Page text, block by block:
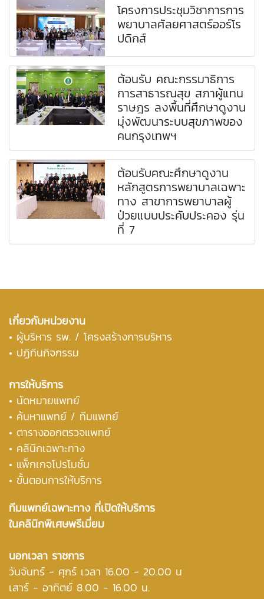
โครงการประชุมวิชาการการ
พยาบาลศัลยศาสตร์ออร์โร
ปดิกส์
ต้อนรับ คณะกรรมาธิการ
การสาธารณสุข สภาผู้แทน
ราษฎร ลงพื้นที่ศึกษาดูงาน
มุ่งพัฒนาระบบสุขภาพของ
คนกรุงเทพฯ
ต้อนรับคณะศึกษาดูงาน
หลักสูตรการพยาบาลเฉพาะ
ทาง สาขาการพยาบาลผู้
ป่วยแบบประคับประคอง รุ่น
ที่ 7
เกี่ยวกับหน่วยงาน
• ผู้บริหาร รพ. / โครงสร้างการบริหาร
• ปฏิทินกิจกรรม
การให้บริการ
• นัดหมายแพทย์
• ค้นหาแพทย์ / ทีมแพทย์
• ตารางออกตรวจแพทย์
• คลินิกเฉพาะทาง
• แพ็กเกจโปรโมชั่น
• ขั้นตอนการให้บริการ
ทีมแพทย์เฉพาะทาง ที่เปิดให้บริการ
ในคลินิกพิเศษพรีเมี่ยม
นอกเวลา ราชการ
วันจันทร์ - ศุกร์ เวลา 16.00 - 20.00 น
เสาร์ - อาทิตย์ 8.00 - 16.00 น.